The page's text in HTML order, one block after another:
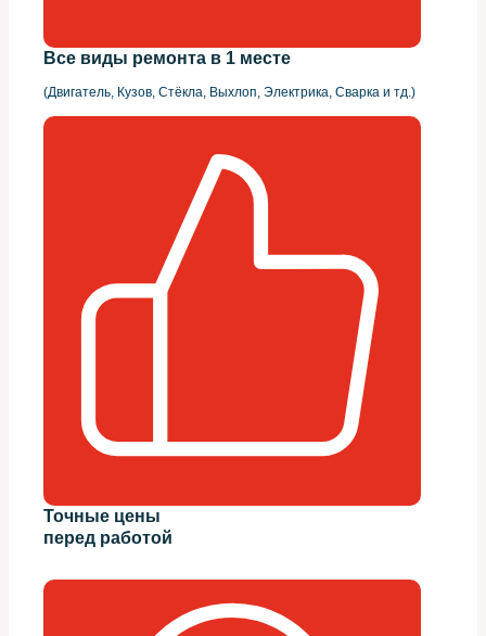
Все виды ремонта в 1 месте
(Двигатель, Кузов, Стёкла, Выхлоп, Электрика, Сварка и тд.)
Точные цены
перед работой